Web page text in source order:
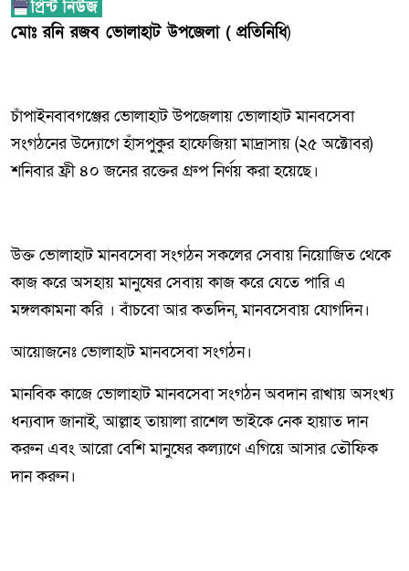
মোঃ রনি রজব ভোলাহাট উপজেলা ( প্রতিনিধি)
চাঁপাইনবাবগঞ্জের ভোলাহাট উপজেলায় ভোলাহাট মানবসেবা
সংগঠনের উদ্যোগে হাঁসপুকুর হাফেজিয়া মাদ্রাসায় (২৫ অক্টোবর)
শনিবার ফ্রী ৪০ জনের রক্তের গ্রুপ নির্ণয় করা হয়েছে।
উক্ত ভোলাহাট মানবসেবা সংগঠন সকলের সেবায় নিয়োজিত থেকে
কাজ করে অসহায় মানুষের সেবায় কাজ করে যেতে পারি এ
মঙ্গলকামনা করি । বাঁচবো আর কতদিন, মানবসেবায় যোগদিন।
আয়োজনেঃ ভোলাহাট মানবসেবা সংগঠন।
মানবিক কাজে ভোলাহাট মানবসেবা সংগঠন অবদান রাখায় অসংখ্য
ধন্যবাদ জানাই, আল্লাহ তায়ালা রাশেল ভাইকে নেক হায়াত দান
করুন এবং আরো বেশি মানুষের কল্যাণে এগিয়ে আসার তৌফিক
দান করুন।